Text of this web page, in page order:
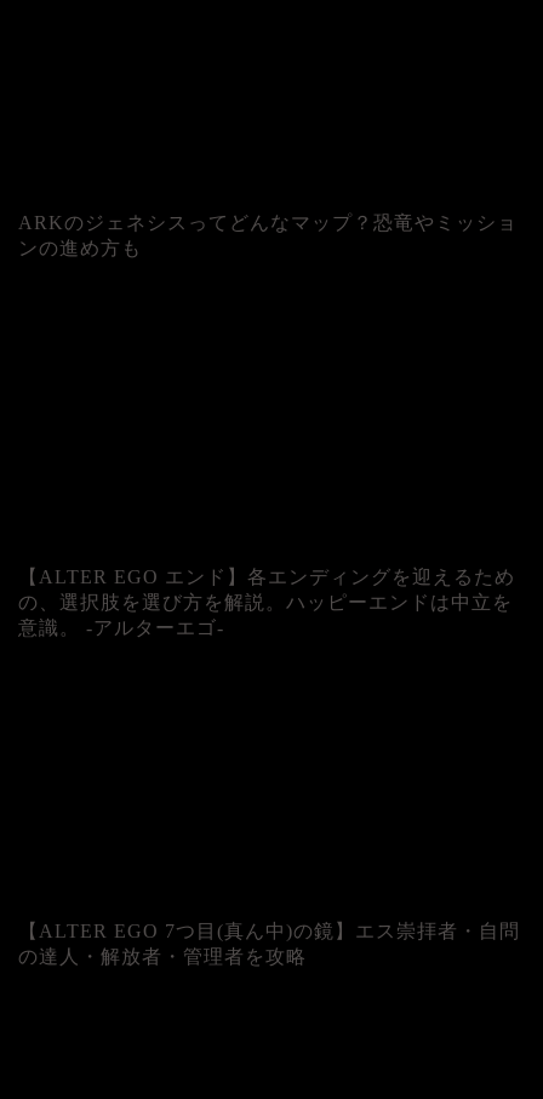
ARKのジェネシスってどんなマップ？恐竜やミッショ
ンの進め方も
【ALTER EGO エンド】各エンディングを迎えるため
の、選択肢を選び方を解説。ハッピーエンドは中立を
意識。 -アルターエゴ-
【ALTER EGO 7つ目(真ん中)の鏡】エス崇拝者・自問
の達人・解放者・管理者を攻略